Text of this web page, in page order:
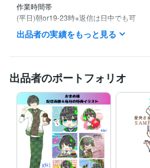
作業時間帯
(平日)朝or19-23時※返信は日中でも可
(休日)10-23時
事務・ビジネスサポート / 事務（一般事
職歴
ICHI(活動名) 2023年12月 ~ 現在
ビジネス・クリエイティブツール
Adobe Photoshop:6年CLIP STUDIO
得意分野
イラスト作成・漫画制作
SNSアイコ
出品者の実績をもっと見る
出品者のポートフォリオ